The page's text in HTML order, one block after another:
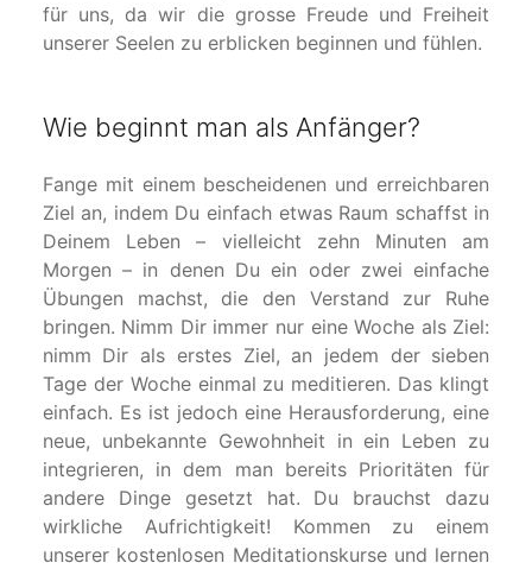
für uns, da wir die grosse Freude und Freiheit
unserer Seelen zu erblicken beginnen und fühlen.
Wie beginnt man als Anfänger?
Fange mit einem bescheidenen und erreichbaren
Ziel an, indem Du einfach etwas Raum schaffst in
Deinem Leben – vielleicht zehn Minuten am
Morgen – in denen Du ein oder zwei einfache
Übungen machst, die den Verstand zur Ruhe
bringen. Nimm Dir immer nur eine Woche als Ziel:
nimm Dir als erstes Ziel, an jedem der sieben
Tage der Woche einmal zu meditieren. Das klingt
einfach. Es ist jedoch eine Herausforderung, eine
neue, unbekannte Gewohnheit in ein Leben zu
integrieren, in dem man bereits Prioritäten für
andere Dinge gesetzt hat. Du brauchst dazu
wirkliche Aufrichtigkeit! Kommen zu einem
unserer kostenlosen Meditationskurse und lernen